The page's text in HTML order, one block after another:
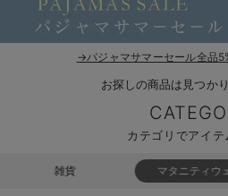
マタニティ トップス
マタニティ アウター（コート）・ママコー
マタニティ 授乳 キャミソール
産褥ショーツ
骨盤・マタニティベルト （妊娠中・産後）
マタニティ 腹巻き
マタニティ フォーマル パンツ・ボトムス
【アウトレット】パジャマ
【アウトレット】インナー
【アウトレット】ベビー
コットン素材
ブラトップ
→パジャマサマーセール全品
お探しの商品は見つか
カテゴリでアイテ
雑貨 マタニティウ